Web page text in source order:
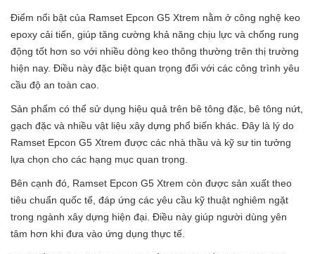
Điểm nổi bật của Ramset Epcon G5 Xtrem nằm ở công nghệ keo
epoxy cải tiến, giúp tăng cường khả năng chịu lực và chống rung
động tốt hơn so với nhiều dòng keo thông thường trên thị trường
hiện nay. Điều này đặc biệt quan trọng đối với các công trình yêu
cầu độ an toàn cao.
Sản phẩm có thể sử dụng hiệu quả trên bê tông đặc, bê tông nứt,
gạch đặc và nhiều vật liệu xây dựng phổ biến khác. Đây là lý do
Ramset Epcon G5 Xtrem được các nhà thầu và kỹ sư tin tưởng
lựa chọn cho các hạng mục quan trọng.
Bên cạnh đó, Ramset Epcon G5 Xtrem còn được sản xuất theo
tiêu chuẩn quốc tế, đáp ứng các yêu cầu kỹ thuật nghiêm ngặt
trong ngành xây dựng hiện đại. Điều này giúp người dùng yên
tâm hơn khi đưa vào ứng dụng thực tế.